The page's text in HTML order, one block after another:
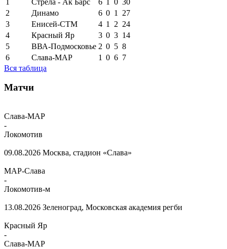
2
Динамо 6 0 1
27
3
Енисей-СТМ 4 1 2 24
4
Красный Яр 3 0 3 14
5
ВВА-Подмосковье 2 0 5 8
6
Слава-МАР 1 0 6 7
Вся таблица
Матчи
Слава-МАР
-
Локомотив
09.08.2026 Москва, стадион «Слава»
МАР-Слава
-
Локомотив-м
13.08.2026 Зеленоград, Московская академия регби
Красный Яр
-
Слава-МАР